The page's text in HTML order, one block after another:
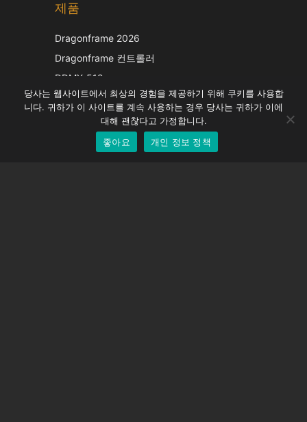
제품
Dragonframe 2026
Dragonframe 컨트롤러
DDMX-512
DMC-32
EOS LV 보정 캡
당사는 웹사이트에서 최상의 경험을 제공하기 위해 쿠키를 사용합
니다. 귀하가 이 사이트를 계속 사용하는 경우 당사는 귀하가 이에
대해 괜찮다고 가정합니다.
좋아요
개인 정보 정책
German